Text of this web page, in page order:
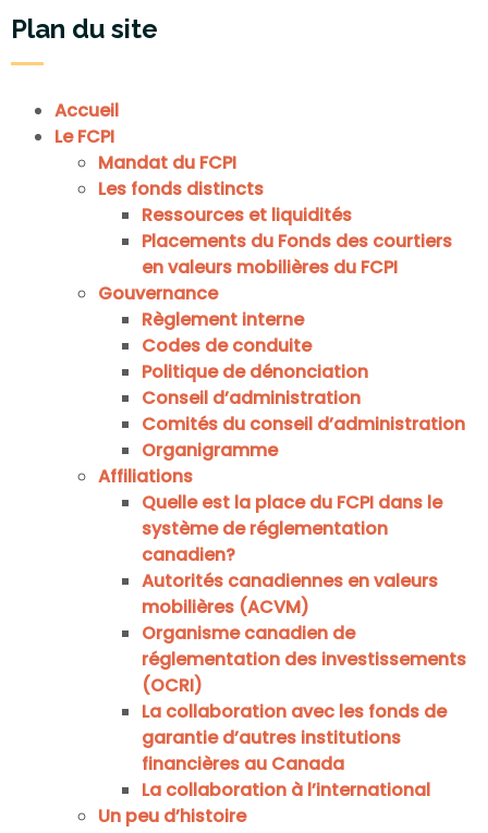
Plan du site
Accueil
Le FCPI
Mandat du FCPI
Les fonds distincts
Ressources et liquidités
Placements du Fonds des courtiers
en valeurs mobilières du FCPI
Gouvernance
Règlement interne
Codes de conduite
Politique de dénonciation
Conseil d’administration
Comités du conseil d’administration
Organigramme
Affiliations
Quelle est la place du FCPI dans le
système de réglementation
canadien?
Autorités canadiennes en valeurs
mobilières (ACVM)
Organisme canadien de
réglementation des investissements
(OCRI)
La collaboration avec les fonds de
garantie d’autres institutions
financières au Canada
La collaboration à l’international
Un peu d’histoire